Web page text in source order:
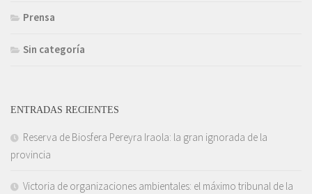
Prensa
Sin categoría
ENTRADAS RECIENTES
Reserva de Biosfera Pereyra Iraola: la gran ignorada de la
provincia
Victoria de organizaciones ambientales: el máximo tribunal de la